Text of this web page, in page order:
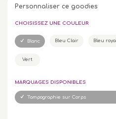
Personnaliser ce goodies
CHOISISSEZ UNE COULEUR
Blanc Bleu Clair Bleu royal
Vert
MARQUAGES DISPONIBLES
Tampographie sur Corps